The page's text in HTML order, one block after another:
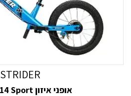
STRIDER
אופני איזון Strider 14 Sport